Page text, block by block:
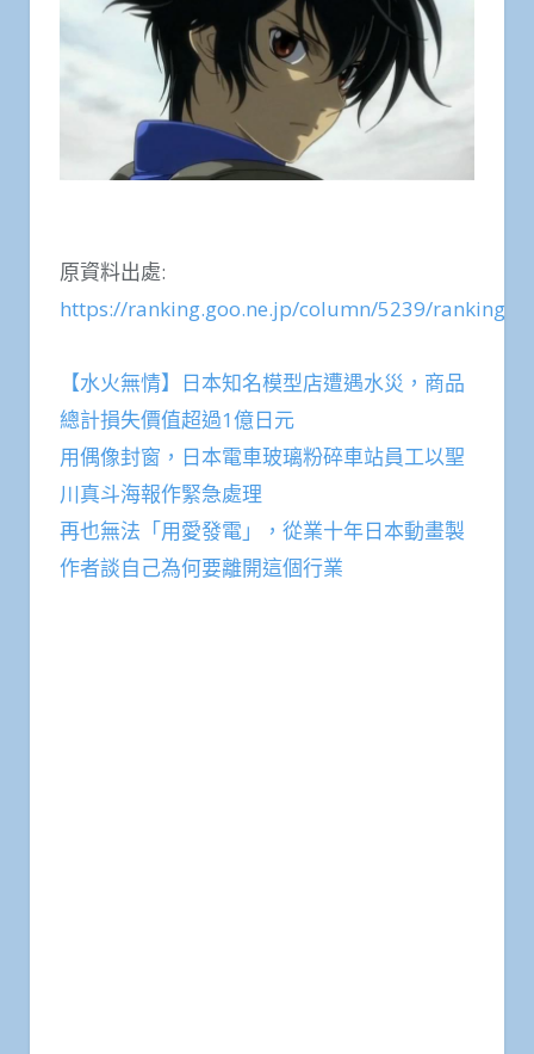
原資料出處:
https://ranking.goo.ne.jp/column/5239/ranking/
【水火無情】日本知名模型店遭遇水災，商品
總計損失價值超過1億日元
用偶像封窗，日本電車玻璃粉碎車站員工以聖
川真斗海報作緊急處理
再也無法「用愛發電」，從業十年日本動畫製
作者談自己為何要離開這個行業